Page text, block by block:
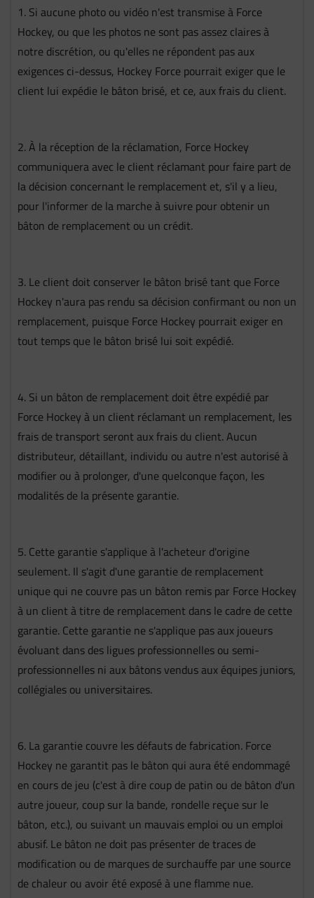
1. Si aucune photo ou vidéo n'est transmise à Force
Hockey, ou que les photos ne sont pas assez claires à
notre discrétion, ou qu'elles ne répondent pas aux
exigences ci-dessus, Hockey Force pourrait exiger que le
client lui expédie le bâton brisé, et ce, aux frais du client.
2. À la réception de la réclamation, Force Hockey
communiquera avec le client réclamant pour faire part de
la décision concernant le remplacement et, s'il y a lieu,
pour l'informer de la marche à suivre pour obtenir un
bâton de remplacement ou un crédit.
3. Le client doit conserver le bâton brisé tant que Force
Hockey n'aura pas rendu sa décision confirmant ou non un
remplacement, puisque Force Hockey pourrait exiger en
tout temps que le bâton brisé lui soit expédié.
4. Si un bâton de remplacement doit être expédié par
Force Hockey à un client réclamant un remplacement, les
frais de transport seront aux frais du client. Aucun
distributeur, détaillant, individu ou autre n'est autorisé à
modifier ou à prolonger, d'une quelconque façon, les
modalités de la présente garantie.
5. Cette garantie s'applique à l'acheteur d'origine
seulement. Il s'agit d'une garantie de remplacement
unique qui ne couvre pas un bâton remis par Force Hockey
à un client à titre de remplacement dans le cadre de cette
garantie. Cette garantie ne s'applique pas aux joueurs
évoluant dans des ligues professionnelles ou semi-
professionnelles ni aux bâtons vendus aux équipes juniors,
collégiales ou universitaires.
6. La garantie couvre les défauts de fabrication. Force
Hockey ne garantit pas le bâton qui aura été endommagé
en cours de jeu (c'est à dire coup de patin ou de bâton d'un
autre joueur, coup sur la bande, rondelle reçue sur le
bâton, etc.), ou suivant un mauvais emploi ou un emploi
abusif. Le bâton ne doit pas présenter de traces de
modification ou de marques de surchauffe par une source
de chaleur ou avoir été exposé à une flamme nue.